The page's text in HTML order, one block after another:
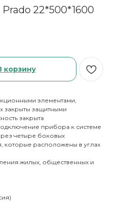
22*500*1600
корзину
элементами,
закрыты защитными
закрыта
прибора к системе
четыре боковых
которые расположены в углах
жилых, общественных и